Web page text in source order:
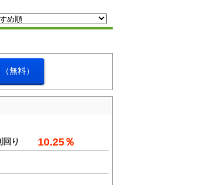
無料）
回り 10.25％